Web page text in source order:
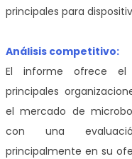
principales para
Análisis competitivo:
El informe ofrece el
principales
el mercado de
con una
principalmente en su